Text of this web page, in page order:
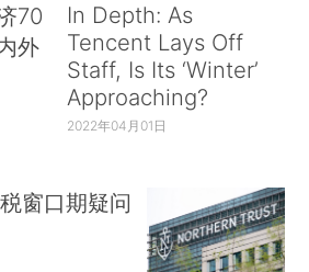
70
外
In Depth: As
Tencent Lays Off
Staff, Is Its ‘Winter’
Approaching?
2022年04月01日
窗口期疑问